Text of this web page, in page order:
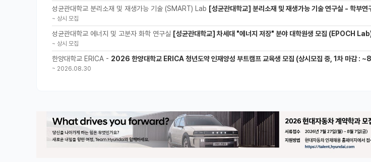
성균관대학교 분리소재 및 재생가능 기술 (SMART) Lab [성균관대학교] 분리소재 및 재생가능 기술 연구실 - 학부연구
~ 상시 모집
성균관대학교 에너지 및 고분자 화학 연구실 [성균관대학교] 차세대 "에너지 저장" 분야 대학원생 모집 (EPOCH
~ 상시 모집
한양대학교 ERICA - 2026 한양대학교 ERICA 청년도약 인재양성 부트캠프 교육생 모집 (상시모집 중, 1차 마감 :
~ 2026.08.30